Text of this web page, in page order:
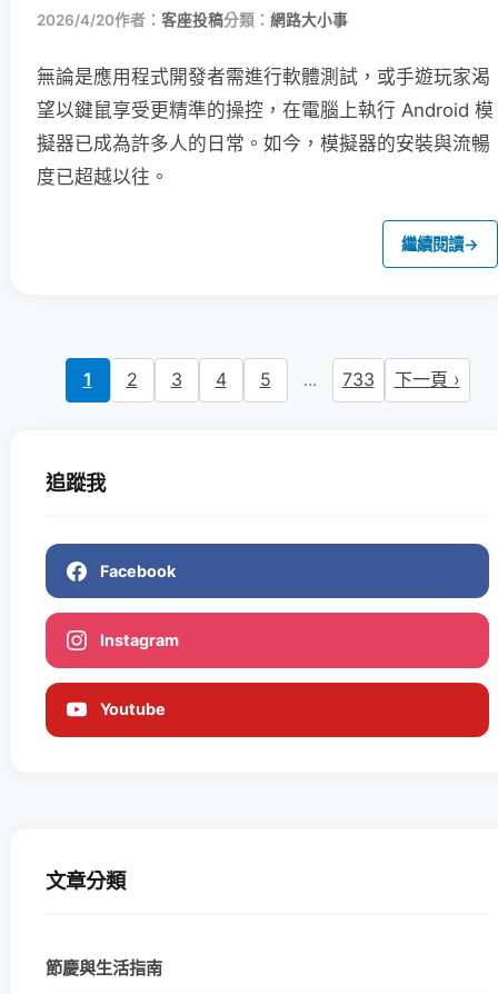
2026/4/20作者： 客座投稿分類： 網路大小事
無論是應用程式開發者需進行軟體測試，或手遊玩家渴
望以鍵鼠享受更精準的操控，在電腦上執行 Android 模
擬器已成為許多人的日常。如今，模擬器的安裝與流暢
度已超越以往。
繼續閱讀→
1 2 3 4 5 ... 733 下一頁 ›
追蹤我
Facebook
Instagram
Youtube
文章分類
節慶與生活指南